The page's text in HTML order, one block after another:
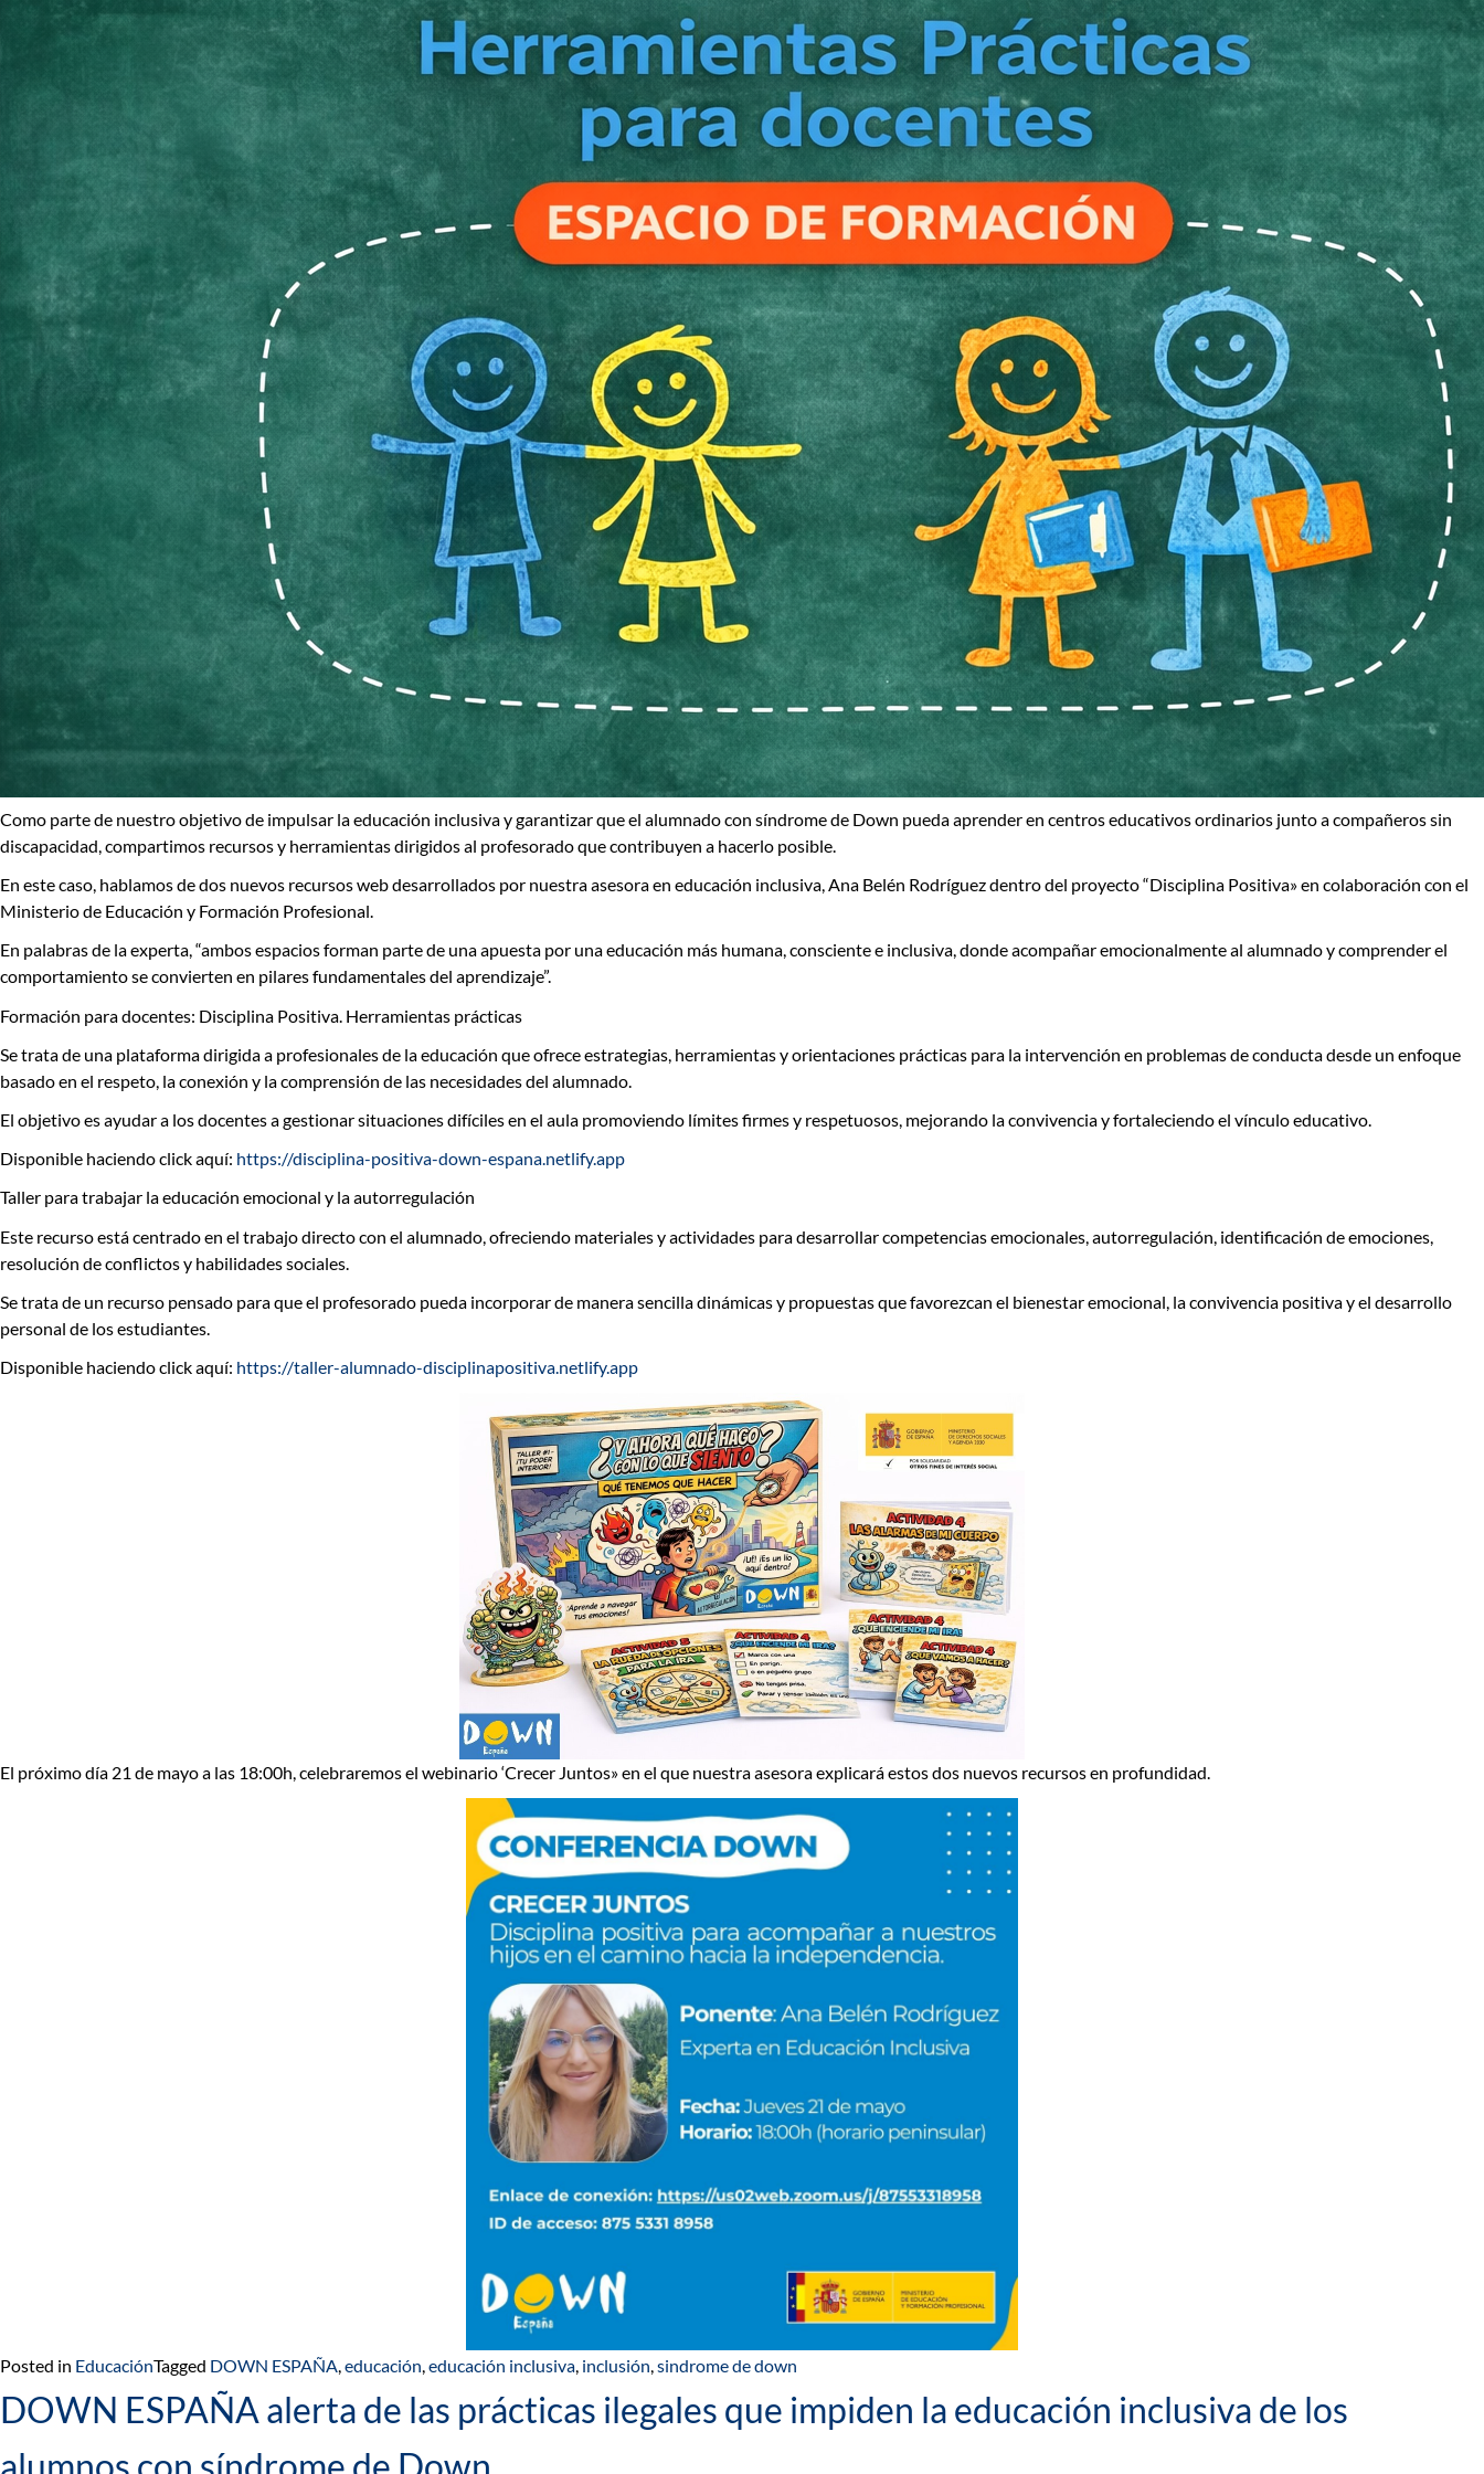
Como parte de nuestro objetivo de impulsar la educación inclusiva y garantizar que el alumnado con síndrome de Down pueda aprender en centros educativos ordinarios junto a compañeros sin
discapacidad, compartimos recursos y herramientas dirigidos al profesorado que contribuyen a hacerlo posible.
En este caso, hablamos de dos nuevos recursos web desarrollados por nuestra asesora en educación inclusiva,Ana Belén Rodríguezdentro del proyecto“Disciplina Positiva» en colaboración con el
Ministerio de Educación y Formación Profesional.
En palabras de la experta, “ambos espacios forman parte de una apuesta por una educación más humana, consciente e inclusiva, donde acompañar emocionalmente al alumnado y comprender el
comportamiento se convierten en pilares fundamentales del aprendizaje”.
Formación para docentes: Disciplina Positiva. Herramientas prácticas
Se trata de una plataforma dirigida a profesionales de la educación que ofrece estrategias, herramientas y orientaciones prácticas para la intervención en problemas de conducta desde un enfoque
basado en el respeto, la conexión y la comprensión de las necesidades del alumnado.
El objetivo es ayudar a los docentes a gestionar situaciones difíciles en el aula promoviendo límites firmes y respetuosos, mejorando la convivencia y fortaleciendo el vínculo educativo.
Disponible haciendo click aquí: https://disciplina-positiva-down-espana.netlify.app
Taller para trabajar la educación emocional y la autorregulación
Este recurso está centrado en el trabajo directo con el alumnado, ofreciendo materiales y actividades para desarrollar competencias emocionales, autorregulación, identificación de emociones,
resolución de conflictos y habilidades sociales.
Se trata de un recurso pensado para que el profesorado pueda incorporar de manera sencilla dinámicas y propuestas que favorezcan el bienestar emocional, la convivencia positiva y el desarrollo
personal de los estudiantes.
Disponible haciendo click aquí: https://taller-alumnado-disciplinapositiva.netlify.app
El próximo día 21 de mayo a las 18:00h, celebraremos el webinario‘Crecer Juntos»en el que nuestra asesora explicará estos dos nuevos recursos en profundidad.
Posted in EducaciónTagged DOWN ESPAÑA,educación,educación inclusiva, inclusión,sindrome de down
DOWN ESPAÑA alerta de las prácticas ilegales que impiden la educación inclusiva de los